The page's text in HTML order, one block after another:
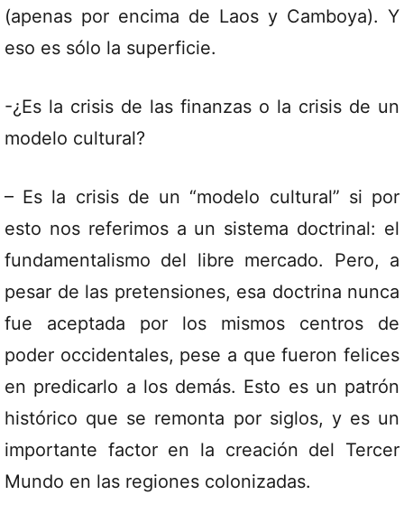
(apenas por encima de Laos y Camboya). Y
eso es sólo la superficie.
-¿Es la crisis de las finanzas o la crisis de un
modelo cultural?
– Es la crisis de un “modelo cultural” si por
esto nos referimos a un sistema doctrinal: el
fundamentalismo del libre mercado. Pero, a
pesar de las pretensiones, esa doctrina nunca
fue aceptada por los mismos centros de
poder occidentales, pese a que fueron felices
en predicarlo a los demás. Esto es un patrón
histórico que se remonta por siglos, y es un
importante factor en la creación del Tercer
Mundo en las regiones colonizadas.